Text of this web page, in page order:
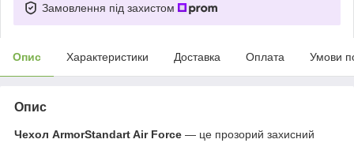
Замовлення під захистом
Опис Характеристики Доставка Оплата Умови
Опис
Чехол ArmorStandart Air Force — це прозорий захисний